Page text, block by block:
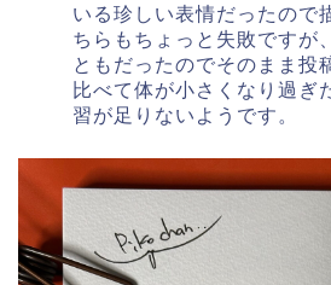
いる珍しい表情だったので
ちらもちょっと失敗ですが
ともだったのでそのまま投
比べて体が小さくなり過ぎ
習が足りないようです。